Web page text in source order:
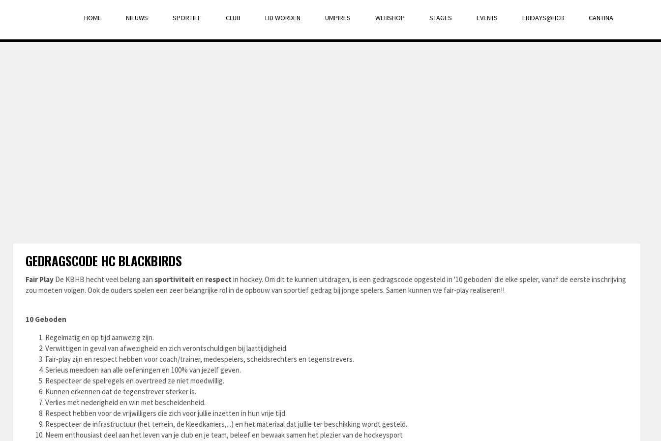
HOME NIEUWS SPORTIEF CLUB LID WORDEN UMPIRES WEBSHOP STAGES EVENTS FRIDAYS@HCB CANTINA
GEDRAGSCODE HC BLACKBIRDS
Fair PlayDe KBHB hecht veel belang aan sportiviteit en respect in hockey. Om dit te kunnen uitdragen, is een gedragscode opgesteld in '10 geboden' die elke speler, vanaf de eerste inschrijving
zou moeten volgen. Ook de ouders spelen een zeer belangrijke rol in de opbouw van sportief gedrag bij jonge spelers. Samen kunnen we fair-play realiseren!!
10 Geboden
Regelmatig en op tijd aanwezig zijn.
Verwittigen in geval van afwezigheid en zich verontschuldigen bij laattijdigheid.
Fair-play zijn en respect hebben voor coach/trainer, medespelers, scheidsrechters en tegenstrevers.
Serieus meedoen aan alle oefeningen en 100% van jezelf geven.
Respecteer de spelregels en overtreed ze niet moedwillig.
Kunnen erkennen dat de tegenstrever sterker is.
Verlies met nederigheid en win met bescheidenheid.
Respect hebben voor de vrijwilligers die zich voor jullie inzetten in hun vrije tijd.
Respecteer de infrastructuur (het terrein, de kleedkamers,...) en het materiaal dat jullie ter beschikking wordt gesteld.
Neem enthousiast deel aan het leven van je club en je team, beleef en bewaak samen het plezier van de hockeysport